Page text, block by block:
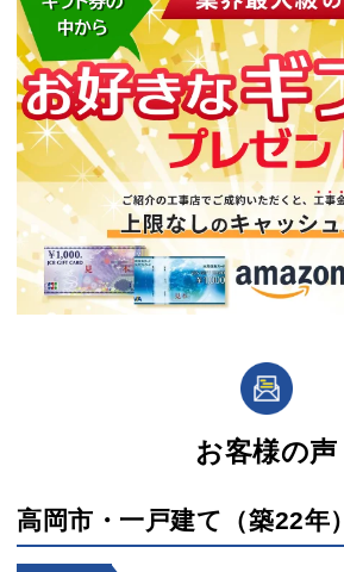
お客様の声
高岡市・一戸建て（築22年）